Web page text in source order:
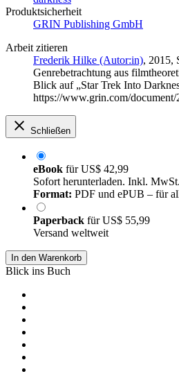
Produktsicherheit
GRIN Publishing GmbH
Arbeit zitieren
Frederik Hilke (Autor:in), 2015,
Genrebetrachtung aus
Blick auf „Star Trek Into
https://www.grin.com/document/
Schließen
eBook fürUS$ 42,99
Sofort herunterladen. Inkl. MwSt.
Format: PDF und ePUB – für
Paperback fürUS$ 55,99
Versand weltweit
In den Warenkorb
Blick ins Buch